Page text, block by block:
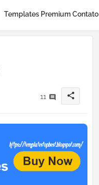
Templates Premium Contato
11 share